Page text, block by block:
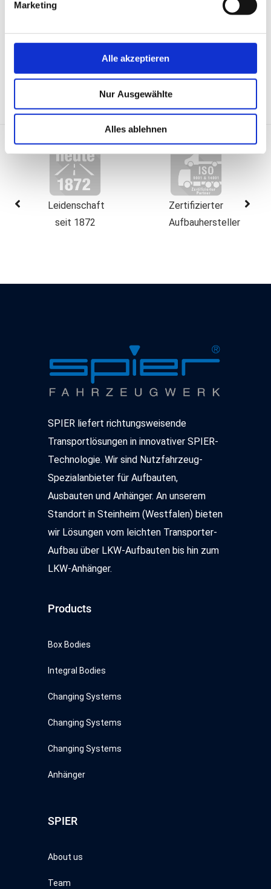
Erfahren Sie mehr darüber, wie Ihre persönlichen Daten
Abschnitt Einzelheitenfest.
Funktionen Wir, die SPIER GmbH & Co. Fahrzeugwerk
KG, nutzen für Ihre maßgeschneiderten Inhalte Cookies
und Funktionen. Dadurch werden Inhalte und Anzeigen
personalisiert, Funktionen für Social Media ermöglicht
und Zugriffe auf unserer Webseite analysiert. Weiterhin
geben wir Informationen zu Ihrer Verwendung unserer
Webseite an unsere Partner für Social Media, Werbung
sowie Analysen weiter, ggf. auch außerhalb der EU oder
Europäischen Gerichtshof als ein Land mit einem nach
EU-Standards unzureichendem Datenschutzniveau
eingeschätzt. Es besteht insbesondere das Risiko, dass
Ihre Daten durch US-Behörden, zu Kontroll- und zu
Rechtsbehelfsmöglichkeiten, verarbeitet werden können.
Cookies und Funktionen finden Sie in der
Datenschutzerklärung.
Marketing
Alle akzeptieren
Nur Ausgewählte
Alles ablehnen
Leidenschaft
seit 1872
Zertifizierter
Aufbauhersteller
SPIER liefert richtungsweisende
Transportlösungen in innovativer SPIER-
Technologie. Wir sind Nutzfahrzeug-
Spezialanbieter für Aufbauten,
Ausbauten und Anhänger. An unserem
Standort in Steinheim (Westfalen) bieten
wir Lösungen vom leichten Transporter-
Aufbau über LKW-Aufbauten bis hin zum
LKW-Anhänger.
Products
Box Bodies
Integral Bodies
Changing Systems
Changing Systems
Changing Systems
Anhänger
SPIER
About us
Team